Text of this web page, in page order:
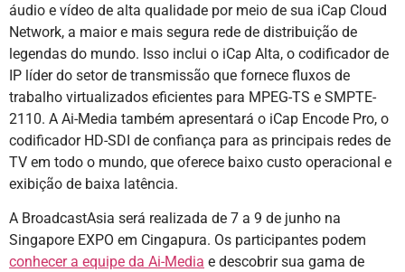
áudio e vídeo de alta qualidade por meio de sua iCap Cloud
Network, a maior e mais segura rede de distribuição de
legendas do mundo. Isso inclui o iCap Alta, o codificador de
IP líder do setor de transmissão que fornece fluxos de
trabalho virtualizados eficientes para MPEG-TS e SMPTE-
2110. A Ai-Media também apresentará o iCap Encode Pro, o
codificador HD-SDI de confiança para as principais redes de
TV em todo o mundo, que oferece baixo custo operacional e
exibição de baixa latência.
A BroadcastAsia será realizada de 7 a 9 de junho na
Singapore EXPO em Cingapura. Os participantes podem
conhecer a equipe da Ai-Media e descobrir sua gama de